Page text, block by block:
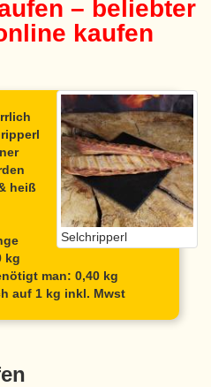
– beliebter
kaufen
Selchripperl
heiß
kg
man: 0,40 kg
auf 1 kg inkl. Mwst